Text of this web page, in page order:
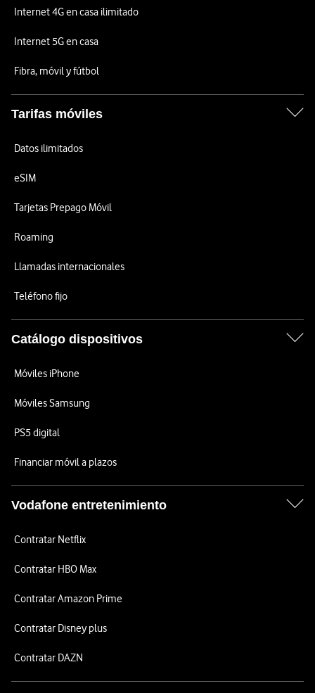
Internet 4G en casa ilimitado
Internet 5G en casa
Fibra, móvil y fútbol
Tarifas móviles
Datos ilimitados
eSIM
Tarjetas Prepago Móvil
Roaming
Llamadas internacionales
Teléfono fijo
Catálogo dispositivos
Móviles iPhone
Móviles Samsung
PS5 digital
Financiar móvil a plazos
Vodafone entretenimiento
Contratar Netflix
Contratar HBO Max
Contratar Amazon Prime
Contratar Disney plus
Contratar DAZN